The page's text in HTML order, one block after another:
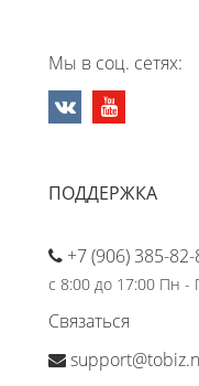
Мы в соц. сетях:
ПОДДЕРЖКА
+7 (906) 385-
с 8:00 до 17:00 Пн -
Связаться